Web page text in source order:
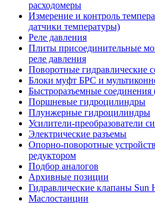
расходомеры
Измерение и контроль
датчики температуры)
Реле давления
Плиты присоединительные
реле давления
Поворотные гидравлические
Блоки муфт БРС и
Быстроразъемные
Поршневые гидроцилиндры
Плунжерные гидроцилиндры
Усилители-преобразователи
Электрические разъемы
Опорно-поворотные
редуктором
Подбор аналогов
Архивные позиции
Гидравлические клапаны Sun
Маслостанции